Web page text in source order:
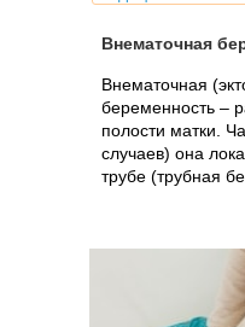
Внематочная
Внематочная
беременность –
полости матки.
случаев) она
трубе (трубная